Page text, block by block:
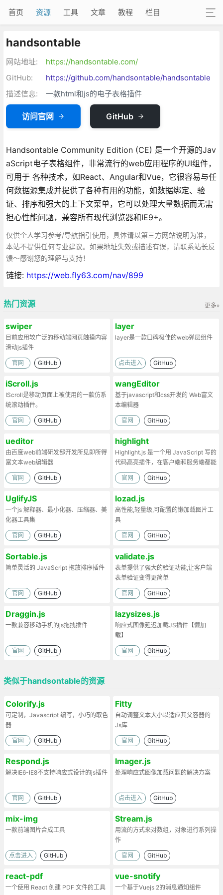
首页 资源 工具 文章 教程 栏目
handsontable
网站地址:
https://handsontable.com/
GitHub:
https://github.com/handsontable/handsontable
描述信息:
一款html和js的电子表格插件
访问官网 GitHub
Handsontable Community Edition (CE) 是一个开源的Jav
aScript电子表格组件，非常流行的web应用程序的UI组件，
可用于 各种技术，如React、Angular和Vue，它很容易与任
何数据源集成并提供了各种有用的功能，如数据绑定、验
证、排序和强大的上下文菜单，它可以处理大量数据而无需
担心性能问题，兼容所有现代浏览器和IE9+。
仅供个人学习参考/导航指引使用，具体请以第三方网站说明为准，
本站不提供任何专业建议。如果地址失效或描述有误，请联系站长反
馈～感谢您的理解与支持！
链接: https://web.fly63.com/nav/899
更多»
热门资源
swiper
目前应用较广泛的移动端网页触摸内容
滑动js插件
官网 GitHub
layer
layer是一款口碑极佳的web弹层组件
点击进入 GitHub
iScroll.js
IScroll是移动页面上被使用的一款仿系
统滚动插件。
官网 GitHub
wangEditor
基于javascript和css开发的 Web富文
本编辑器
官网 GitHub
ueditor
由百度web前端研发部开发所见即所得
富文本web编辑器
官网 GitHub
highlight
Highlight.js 是一个用 JavaScript 写的
代码高亮插件，在客户端和服务端都能
工作。
官网 GitHub
UglifyJS
一个js 解释器、最小化器、压缩器、美
化器工具集
官网 GitHub
lozad.js
高性能,轻量级,可配置的懒加载图片工
具
官网 GitHub
Sortable.js
简单灵活的 JavaScript 拖放排序插件
官网 GitHub
validate.js
表单提供了强大的验证功能,让客户端
表单验证变得更简单
官网 GitHub
Draggin.js
一款兼容移动手机的js拖拽插件
官网 GitHub
lazysizes.js
响应式图像延迟加载JS插件【懒加
载】
官网 GitHub
类似于handsontable的资源
Colorify.js
可定制，Javascript 编写，小巧的取色
器
官网 GitHub
Fitty
自动调整文本大小以适应其父容器的
Js库
官网 GitHub
Respond.js
解决IE6-IE8不支持响应式设计的js插件
官网 GitHub
Imager.js
处理响应式图像加载问题的解决方案
点击进入 GitHub
mix-img
一款前端图片合成工具
点击进入 GitHub
Stream.js
用流的方式来对数组，对象进行系列操
作
官网 GitHub
react-pdf
一个使用 React 创建 PDF 文件的工具
vue-snotify
一个基于Vuejs 2的消息通知组件